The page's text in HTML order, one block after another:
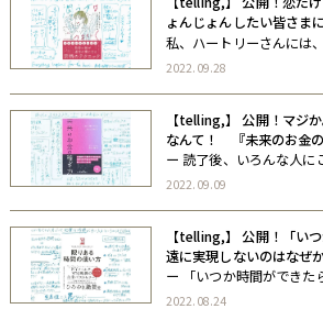
ょんじょんしたい皆さま
く。』
私、ハートリーさんには
とがあって、一度触らせ
2022.09.28
【telling,】 公開！マジ
なんて！ 『未来のお金の
ー 読了後、いろんな人に
んですけれど、「一気読
2022.09.09
【telling,】 公開！「い
遠に実現しないのはなぜ
方』
ー 「いつか時間ができ
由についてファイナルア
2022.08.24